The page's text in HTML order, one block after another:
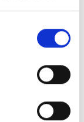
beton
als ervaren full-
met
is